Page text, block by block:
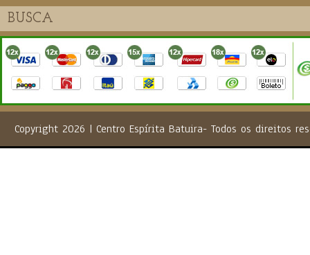
Copyright 2026 | Centro Espírita Batuira- Todos os